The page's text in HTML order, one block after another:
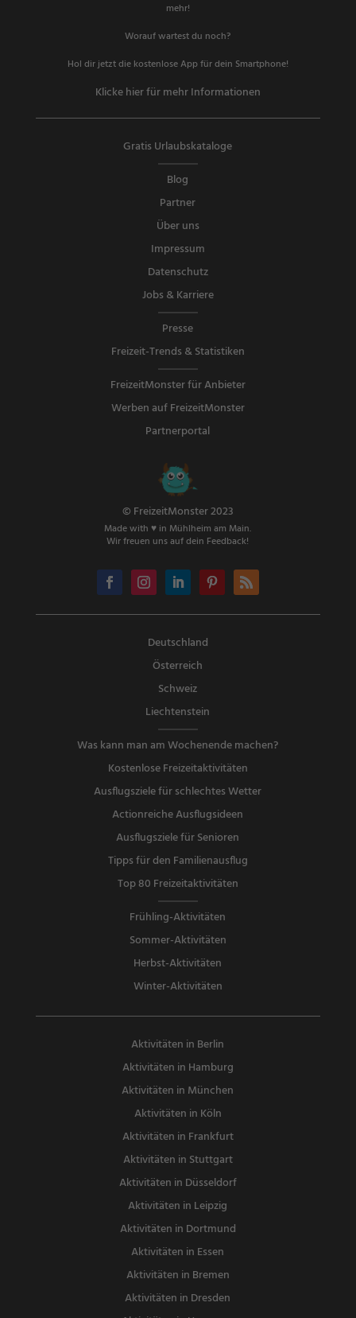
mehr!
Worauf wartest du noch?
Hol dir jetzt die kostenlose App für dein Smartphone!
Klicke hier für mehr Informationen
Gratis Urlaubskataloge
Blog
Partner
Über uns
Impressum
Datenschutz
Jobs & Karriere
Presse
Freizeit-Trends & Statistiken
FreizeitMonster für Anbieter
Werben auf FreizeitMonster
Partnerportal
© FreizeitMonster 2023
Made with ♥ in Mühlheim am Main.
Wir freuen uns auf dein Feedback!
Deutschland
Österreich
Schweiz
Liechtenstein
Was kann man am Wochenende machen?
Kostenlose Freizeitaktivitäten
Ausflugsziele für schlechtes Wetter
Actionreiche Ausflugsideen
Ausflugsziele für Senioren
Tipps für den Familienausflug
Top 80 Freizeitaktivitäten
Frühling-Aktivitäten
Sommer-Aktivitäten
Herbst-Aktivitäten
Winter-Aktivitäten
Aktivitäten in Berlin
Aktivitäten in Hamburg
Aktivitäten in München
Aktivitäten in Köln
Aktivitäten in Frankfurt
Aktivitäten in Stuttgart
Aktivitäten in Düsseldorf
Aktivitäten in Leipzig
Aktivitäten in Dortmund
Aktivitäten in Essen
Aktivitäten in Bremen
Aktivitäten in Dresden